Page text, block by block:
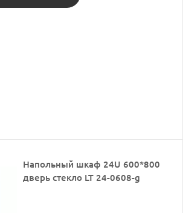
Напольный шкаф 24U 600*800
дверь стекло LT 24-0608-g